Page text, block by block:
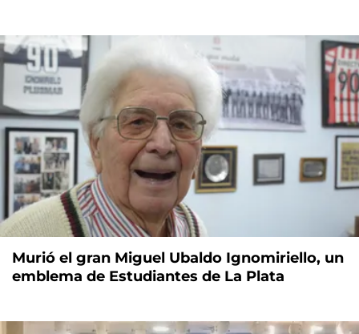
Murió el gran Miguel Ubaldo Ignomiriello, un
emblema de Estudiantes de La Plata